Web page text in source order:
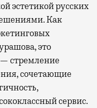
эстетикой русских
Как
это
стремление
сочетающие
сервис.